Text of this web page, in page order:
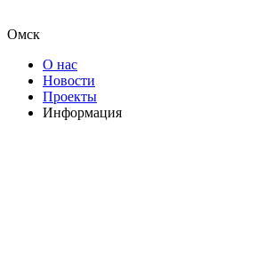
Омск
О нас
Новости
Проекты
Информация